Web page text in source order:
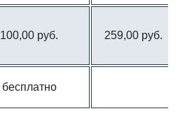
100,00 руб. 259,00 руб.
бесплатно